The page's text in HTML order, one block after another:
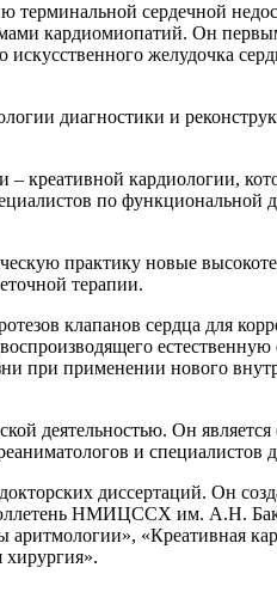
сердечной
кардиомиопатий. Он
желудочка
диагностики и
кардиологии,
по
практику новые
терапии.
клапанов сердца для
применении нового
деятельностью. Он
и специалистов
диссертаций. Он
НМИЦССХ им. А.Н.
«Креативная
хирургия».